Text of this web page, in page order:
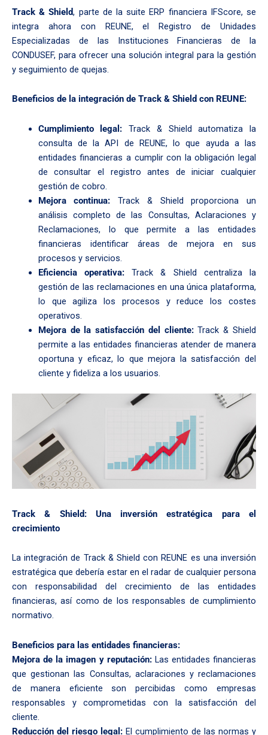
Track & Shield, parte de la suite ERP financiera IFScore, se
integra ahora con REUNE, el Registro de Unidades
Especializadas de las Instituciones Financieras de la
CONDUSEF, para ofrecer una solución integral para la gestión
y seguimiento de quejas.
Beneficios de la integración de Track & Shield con REUNE:
Cumplimiento legal: Track & Shield automatiza la
consulta de la API de REUNE, lo que ayuda a las
entidades financieras a cumplir con la obligación legal
de consultar el registro antes de iniciar cualquier
gestión de cobro.
Mejora continua: Track & Shield proporciona un
análisis completo de las Consultas, Aclaraciones y
Reclamaciones, lo que permite a las entidades
financieras identificar áreas de mejora en sus
procesos y servicios.
Eficiencia operativa:Track & Shield centraliza la
gestión de las reclamaciones en una única plataforma,
lo que agiliza los procesos y reduce los costes
operativos.
Mejora de la satisfacción del cliente:Track & Shield
permite a las entidades financieras atender de manera
oportuna y eficaz, lo que mejora la satisfacción del
cliente y fideliza a los usuarios.
Track & Shield: Una inversión estratégica para el
crecimiento
La integración de Track & Shield con REUNE es una inversión
estratégica que debería estar en el radar de cualquier persona
con responsabilidad del crecimiento de las entidades
financieras, así como de los responsables de cumplimiento
normativo.
Beneficios para las entidades financieras:
Mejora de la imagen y reputación:Las entidades financieras
que gestionan las Consultas, aclaraciones y reclamaciones
de manera eficiente son percibidas como empresas
responsables y comprometidas con la satisfacción del
cliente.
Reducción del riesgo legal: El cumplimiento de las normas y